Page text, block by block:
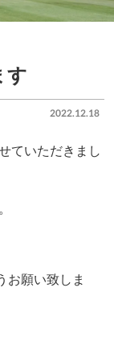
2022.12.18
す
ていただきまし
お願い致しま